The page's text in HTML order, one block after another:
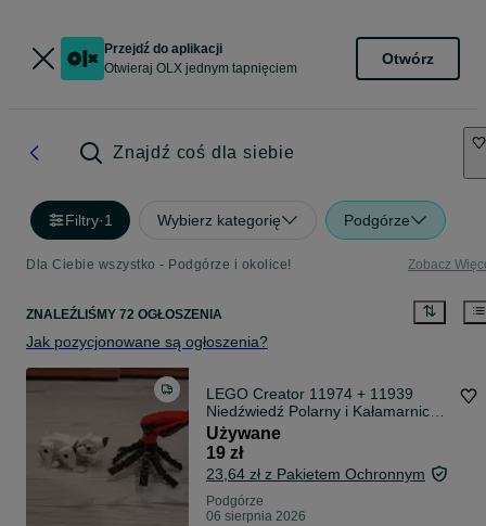
Przejdź do aplikacji
Otwieraj OLX jednym tapnięciem
Otwórz
Znajdź coś dla siebie
Filtry·1 Wybierz kategorię Podgórze
Dla Ciebie wszystko - Podgórze i okolice! Zobacz
ZNALEŹLIŚMY 72 OGŁOSZENIA
Jak pozycjonowane są ogłoszenia?
LEGO Creator 11974 + 11939
Niedźwiedź Polarny i Kałamarnica
Oryginał
Używane
19 zł
23,64 zł z Pakietem Ochronnym
Podgórze
06 sierpnia 2026